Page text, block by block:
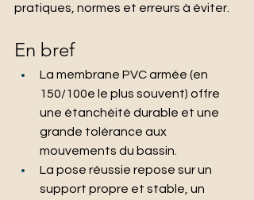
pratiques, normes et erreurs à éviter.
En bref
La membrane PVC armée (en
150/100e le plus souvent) offre
une étanchéité durable et une
grande tolérance aux
mouvements du bassin.
La pose réussie repose sur un
support propre et stable, un